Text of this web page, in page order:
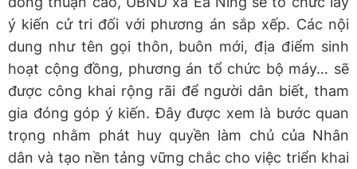
ý kiến cử tri đối với phương án sắp xếp. Các nội
dung như tên gọi thôn, buôn mới, địa điểm sinh
hoạt cộng đồng, phương án tổ chức bộ máy… sẽ
được công khai rộng rãi để người dân biết, tham
gia đóng góp ý kiến. Đây được xem là bước quan
trọng nhằm phát huy quyền làm chủ của Nhân
dân và tạo nền tảng vững chắc cho việc triển khai